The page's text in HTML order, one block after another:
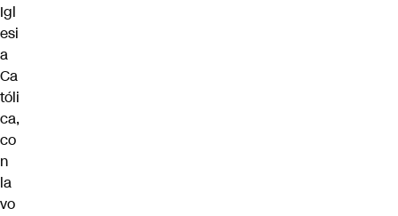
Igl
esi
a
Ca
tóli
ca,
co
n
la
vo